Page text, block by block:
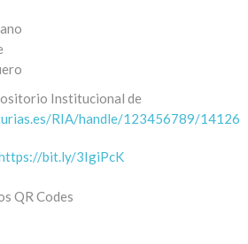
Institucional de
RIA/handle/123456789/14126
bit.ly/3IgiPcK